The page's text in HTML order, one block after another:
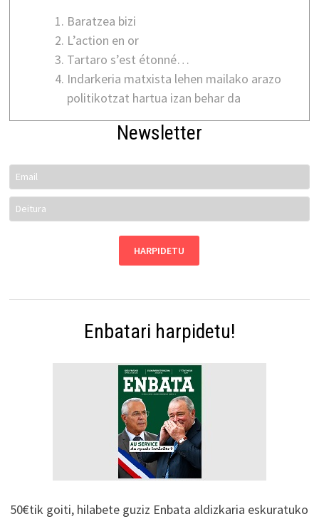
Baratzea bizi
L’action en or
Tartaro s’est étonné…
Indarkeria matxista lehen mailako arazo
politikotzat hartua izan behar da
Newsletter
Enbatari harpidetu!
50€tik goiti, hilabete guziz Enbata aldizkaria eskuratuko